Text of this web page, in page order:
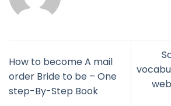
How to become A mail
order Bride to be – One
step-By-Step Book